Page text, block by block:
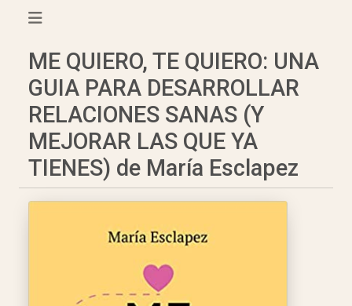
ME QUIERO, TE QUIERO: UNA
GUIA PARA DESARROLLAR
RELACIONES SANAS (Y
MEJORAR LAS QUE YA
TIENES) de María Esclapez